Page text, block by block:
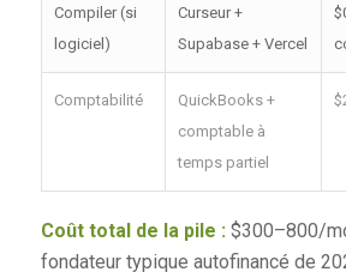
Compiler (si
logiciel)
Curseur +
Supabase + Vercel
Comptabilité
QuickBooks +
comptable à
temps partiel
Coût total de la pile :$300–800/
fondateur typique autofinancé de